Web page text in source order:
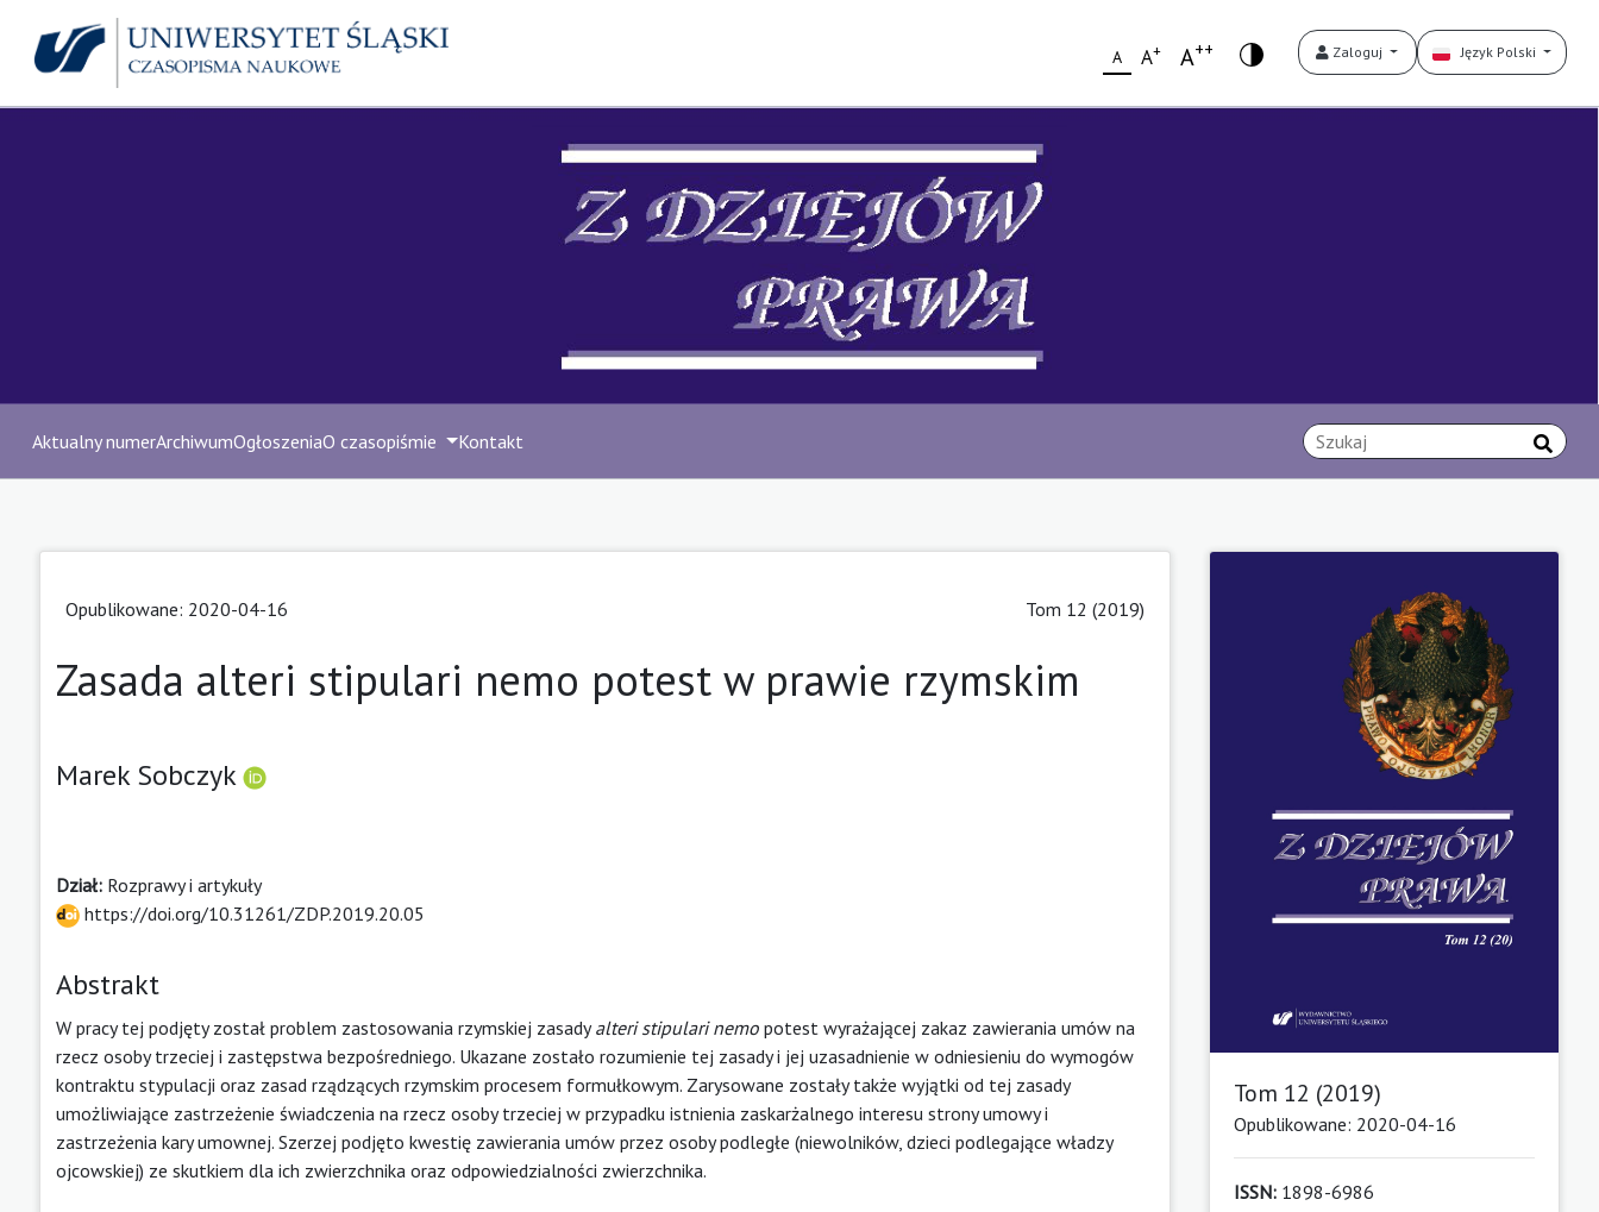
A A+ A++ Zaloguj Język Polski
Aktualny numerArchiwumOgłoszeniaO czasopiśmie Kontakt
Opublikowane: 2020-04-16 Tom 12 (2019)
Zasada alteri stipulari nemo potest w prawie rzymskim
Marek Sobczyk
Dział: Rozprawy i artykuły
https://doi.org/10.31261/ZDP.2019.20.05
Abstrakt
W pracy tej podjęty został problem zastosowania rzymskiej zasadyalteri stipulari nemo potest wyrażającej zakaz zawierania umów na
rzecz osoby trzeciej i zastępstwa bezpośredniego. Ukazane zostało rozumienie tej zasady i jej uzasadnienie w odniesieniu do wymogów
kontraktu stypulacji oraz zasad rządzących rzymskim procesem formułkowym. Zarysowane zostały także wyjątki od tej zasady
umożliwiające zastrzeżenie świadczenia na rzecz osoby trzeciej w przypadku istnienia zaskarżalnego interesu strony umowy i
zastrzeżenia kary umownej. Szerzej podjęto kwestię zawierania umów przez osoby podległe (niewolników, dzieci podlegające władzy
ojcowskiej) ze skutkiem dla ich zwierzchnika oraz odpowiedzialności zwierzchnika.
Tom 12 (2019)
Opublikowane: 2020-04-16
ISSN:1898-6986